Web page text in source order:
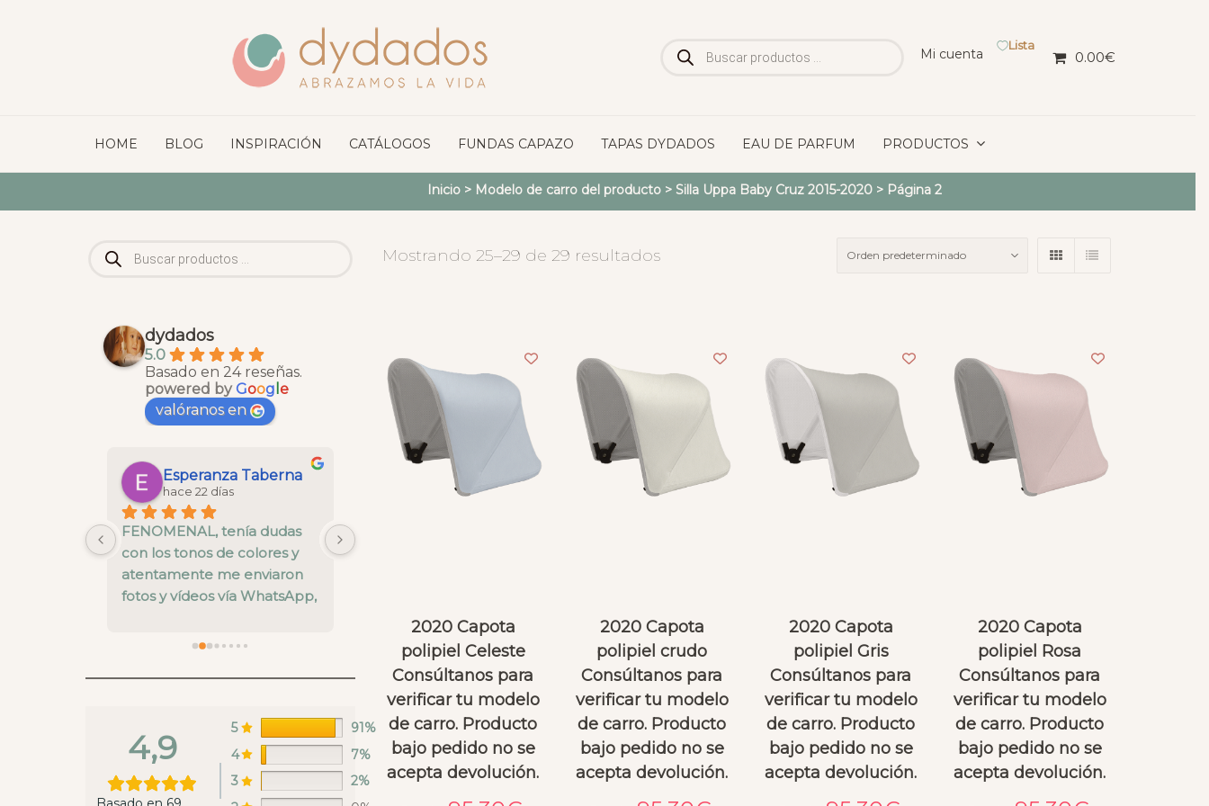
de
productos
Mi cuenta
Lista
0.00€
HOME BLOG INSPIRACIÓN CATÁLOGOS FUNDAS CAPAZO TAPAS DYDADOS EAU DE PARFUM PRODUCTOS
Inicio> Modelo de carro del producto > Silla Uppa Baby Cruz 2015-2020> Página 2
Mostrando 25–29 de 29 resultados
2020 Capota
polipiel Celeste
Consúltanos para
verificar tu modelo
de carro. Producto
bajo pedido no se
acepta devolución.
2020 Capota
polipiel crudo
Consúltanos para
verificar tu modelo
de carro. Producto
bajo pedido no se
acepta devolución.
2020 Capota
polipiel Gris
Consúltanos para
verificar tu modelo
de carro. Producto
bajo pedido no se
acepta devolución.
2020 Capota
polipiel Rosa
Consúltanos para
verificar tu modelo
de carro. Producto
bajo pedido no se
acepta devolución.
productos
dydados
5.0
Basado en 24 reseñas.
powered byGoog e
valóranos en
Esperanza Taberna
hace 22 días
FENOMENAL, tenía dudas
con los tonos de colores y
atentamente me enviaron
fotos y vídeos vía WhatsApp,
calidad muy buena
Anabella Serrato
el mes pasado
fallo en la cremallera y
enviaron a un mensajero a
recogerlo en mi domicilio y
en esa misma semana lo
estaba recibiendo de vuelta,
ya reparado.Ni hablar de
hacer una consulta por
WhatsApp esperando que el
lunes respondan y lo hagan
Sandra Dubra
hace 2 meses
balance excenlente. Llego
en plazo y aún encima
incluía un minisaco para
cochecito de juguete que
me parecio un detalle
precioso ❤️ Repetiré sin
duda. Como punto de
mejora, la web es un poco
hace 2 meses
esperado, me ha incluido un
detalle que me encanta y
una muestra de perfume
que huele genial.
4,9 5
91%
4
7%
3
2%